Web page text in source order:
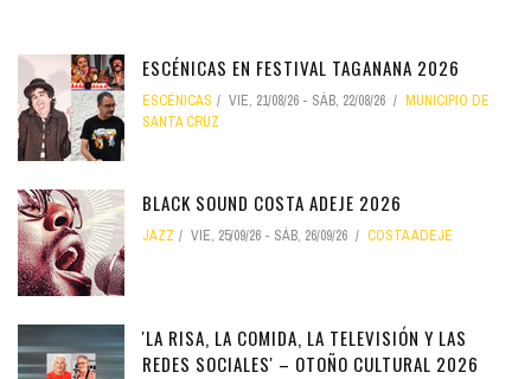
ESCÉNICAS EN FESTIVAL TAGANANA 2026
ESCÉNICAS VIE, 21/08/26 - SÁB, 22/08/26
MUNICIPIO DE
SANTA CRUZ
BLACK SOUND COSTA ADEJE 2026
JAZZ VIE, 25/09/26 - SÁB, 26/09/26 COSTA ADEJE
'LA RISA, LA COMIDA, LA TELEVISIÓN Y LAS
REDES SOCIALES' – OTOÑO CULTURAL 2026